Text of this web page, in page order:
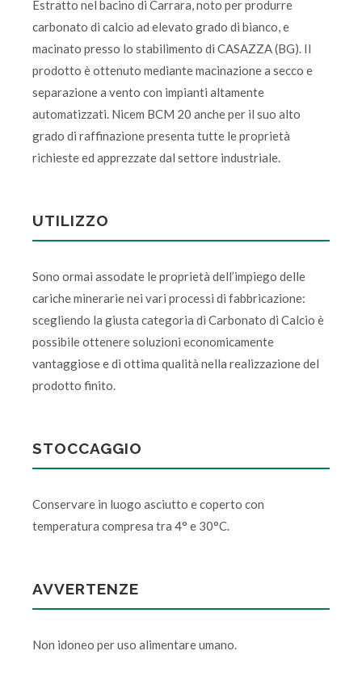
Estratto nel bacino di Carrara, noto per produrre
carbonato di calcio ad elevato grado di bianco, e
macinato presso lo stabilimento di CASAZZA (BG). Il
prodotto è ottenuto mediante macinazione a secco e
separazione a vento con impianti altamente
automatizzati. Nicem BCM 20 anche per il suo alto
grado di raffinazione presenta tutte le proprietà
richieste ed apprezzate dal settore industriale.
UTILIZZO
Sono ormai assodate le proprietà dell’impiego delle
cariche minerarie nei vari processi di fabbricazione:
scegliendo la giusta categoria di Carbonato di Calcio è
possibile ottenere soluzioni economicamente
vantaggiose e di ottima qualità nella realizzazione del
prodotto finito.
STOCCAGGIO
Conservare in luogo asciutto e coperto con
temperatura compresa tra 4° e 30°C.
AVVERTENZE
Non idoneo per uso alimentare umano.